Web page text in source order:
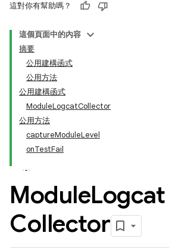
這對你有幫助嗎？
這個頁面中的內容
摘要
公用建構函式
公用方法
公用建構函式
ModuleLogcatCollector
公用方法
captureModuleLevel
onTestFail
ModuleLogcat
Collector